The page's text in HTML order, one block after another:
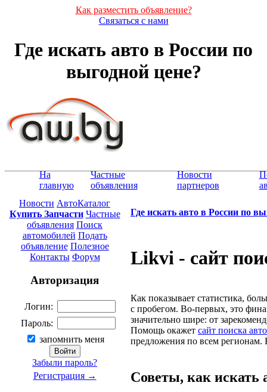
Как разместить объявление?
Связаться с нами
Где искать авто в России по
выгодной цене?
На
главную
Частные
объявления
Новости
партнеров
Новости АвтоКаталог
Купить Запчасти Частные
объявления Поиск
автомобилей Подать
объявление Полезное
Контакты Форум
Авторизация
Логин:
Пароль:
запомнить меня
Забыли пароль?
Регистрация →
Где искать авто в России по
Likvi - сайт
Как показывает статистика,
с пробегом. Во-первых, это
значительно шире: от
Помощь окажет сайт поиска
предложения по всем
Советы, как искать